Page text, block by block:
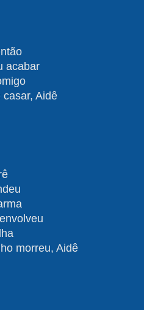
acabar
Aidê
morreu, Aidê